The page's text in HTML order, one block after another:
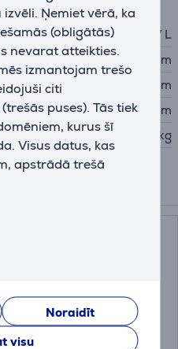
Ņemiet vērā, ka
(obligātās)
nevarat atteikties.
izmantojam trešo
citi
puses). Tās tiek
kurus šī
Visus datus, kas
apstrādā trešā
Noraidīt
visu
1,7 L
16,6 cm
23,8 cm
24 cm
1,049 kg